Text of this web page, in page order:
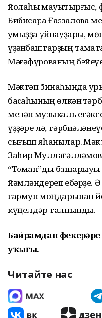
йолаһы мауыҡтырғыс,
Бибисара Ғаззалова
ҡумыҙҙа уйнауҙары,
үҙәнбаштарҙың
Мәғәфүрованың
Мәктәп бинаһында
баҡсаһының өлкән
менән музыкаль
үҙҙәре лә,
сығыш яһанылар.
Заһир
“Томан”ды
йәмләндереп ебәрҙе.
гармун моңдарынан
күңелдәр талпынды.
Байрамдан
уҡығыҙ.
Читайте нас